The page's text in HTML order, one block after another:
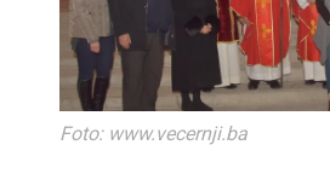
Foto: www.vecernji.ba